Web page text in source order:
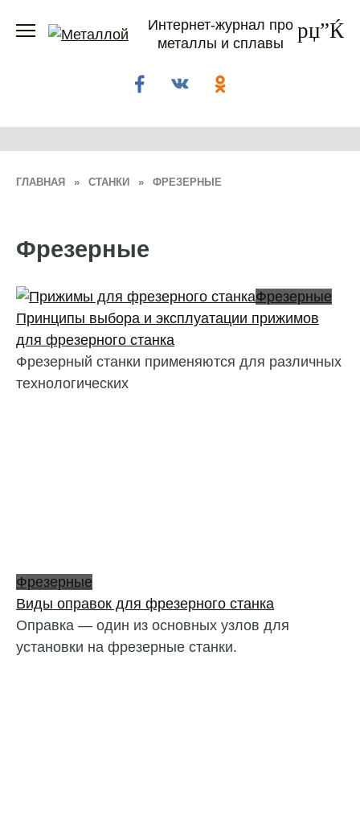
Интернет-журнал про
металлы и сплавы
ГЛАВНАЯ » СТАНКИ » ФРЕЗЕРНЫЕ
Фрезерные
Фрезерные
Принципы выбора и эксплуатации прижимов
для фрезерного станка
Фрезерный станки применяются для различных
технологических
Фрезерные
Виды оправок для фрезерного станка
Оправка — один из основных узлов для
установки на фрезерные станки.